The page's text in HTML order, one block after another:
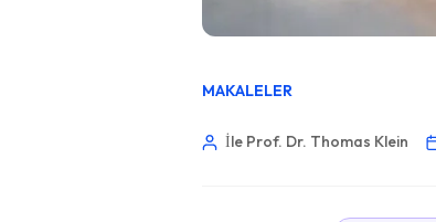
MAKALELER
İle Prof. Dr. Thomas Klein